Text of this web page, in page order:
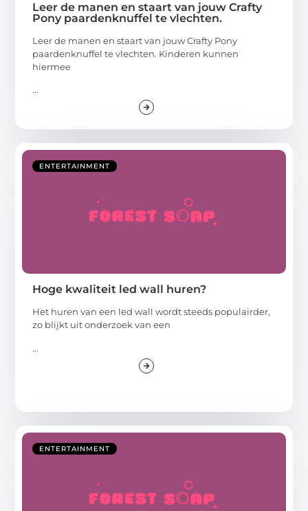
Leer de manen en staart van jouw Crafty
Pony paardenknuffel te vlechten.
Leer de manen en staart van jouw Crafty Pony
paardenknuffel te vlechten. Kinderen kunnen
hiermee
...
ENTERTAINMENT
Hoge kwaliteit led wall huren?
Het huren van een led wall wordt steeds populairder,
zo blijkt uit onderzoek van een
...
ENTERTAINMENT